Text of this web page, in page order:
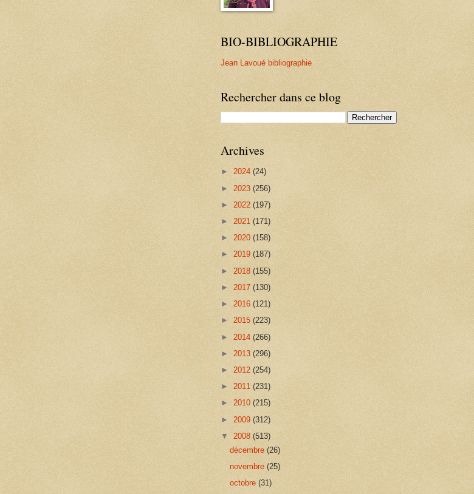
BIO-BIBLIOGRAPHIE
Jean Lavoué bibliographie
Rechercher dans ce blog
Archives
► 2024 (24)
► 2023 (256)
► 2022 (197)
► 2021 (171)
► 2020 (158)
► 2019 (187)
► 2018 (155)
► 2017 (130)
► 2016 (121)
► 2015 (223)
► 2014 (266)
► 2013 (296)
► 2012 (254)
► 2011 (231)
► 2010 (215)
► 2009 (312)
▼ 2008 (513)
décembre(26)
novembre(25)
octobre(31)